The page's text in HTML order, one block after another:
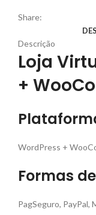
Share:
Descrição
Loja
+
WordPress +
Formas
PagSeguro, PayPal,